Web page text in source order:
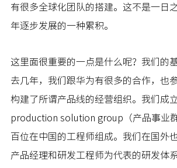
有很多全球化团队的搭建。这不是一日
年逐步发展的一种累积。
这里面很重要的一点是什么呢？我们的
去几年，我们跟华为有很多的合作，也
构建了所谓产品线的经营组织。我们成
production solution group（产品事业
百位在中国的工程师组成。我们在国外
产品经理和研发工程师为代表的研发体